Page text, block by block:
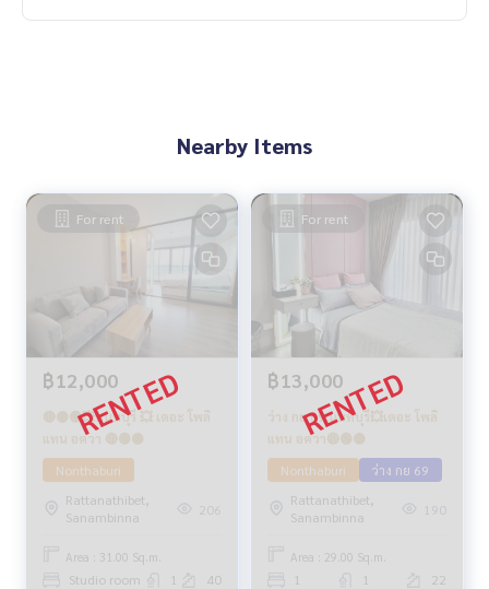
Nearby Items
For rent
฿12,000
🔴🟡🟢💥นนทบุรี 💥 เดอะ โพลิ
แทน อควา 🔴🟢🟡
Nonthaburi
Rattanathibet,
Sanambinna
206
Area : 31.00 Sq.m.
Studio room 1 40
For rent
฿13,000
ว่าง กย 69 นนทบุรี💥เดอะ โพลิ
แทน อควา🔴🟢🟡
Nonthaburi
ว่าง กย 69
Rattanathibet,
Sanambinna
190
Area : 29.00 Sq.m.
1 1 22